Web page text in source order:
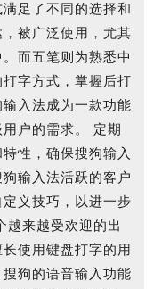
足了不同的选择和
被广泛使用，尤其
而五笔则为熟悉中
字方式，掌握后打
入法成为一款功能
户的需求。 定期
性，确保搜狗输入
输入法活跃的客户
义技巧，以进一步
越来越受欢迎的出
使用键盘打字的用
狗的语音输入功能